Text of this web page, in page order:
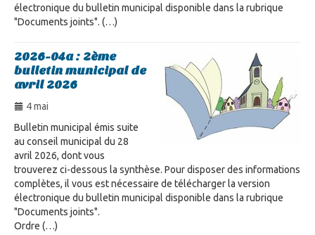
électronique du bulletin municipal disponible dans la rubrique
"Documents joints". (…)
2026-04a : 2ème
bulletin municipal de
avril 2026
4 mai
Bulletin municipal émis suite
au conseil municipal du 28
avril 2026, dont vous
trouverez ci-dessous la synthèse. Pour disposer des informations
complètes, il vous est nécessaire de télécharger la version
électronique du bulletin municipal disponible dans la rubrique
"Documents joints".
Ordre (…)